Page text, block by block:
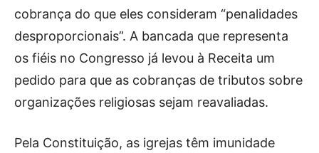
cobrança do que eles consideram “penalidades
desproporcionais”. A bancada que representa
os fiéis no Congresso já levou à Receita um
pedido para que as cobranças de tributos sobre
organizações religiosas sejam reavaliadas.
Pela Constituição, as igrejas têm imunidade